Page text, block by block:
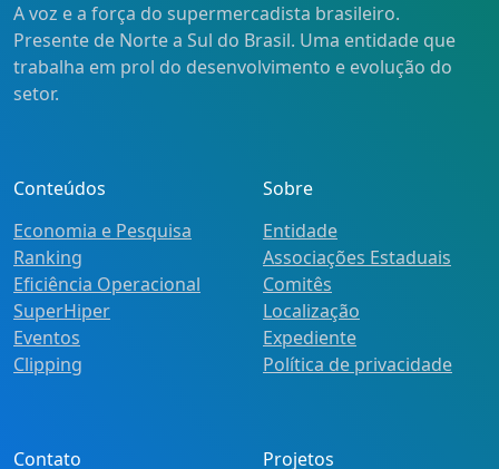
A voz e a força do supermercadista brasileiro.
Presente de Norte a Sul do Brasil. Uma entidade que
trabalha em prol do desenvolvimento e evolução do
setor.
Conteúdos
Economia e Pesquisa
Ranking
Eficiência Operacional
SuperHiper
Eventos
Clipping
Sobre
Entidade
Associações Estaduais
Comitês
Localização
Expediente
Política de privacidade
Contato Projetos